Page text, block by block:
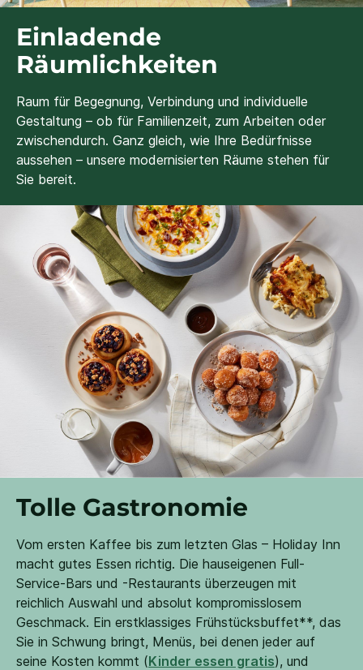
Einladende
Räumlichkeiten
Raum für Begegnung, Verbindung und individuelle
Gestaltung – ob für Familienzeit, zum Arbeiten oder
zwischendurch. Ganz gleich, wie Ihre Bedürfnisse
aussehen – unsere modernisierten Räume stehen für
Sie bereit.
Tolle Gastronomie
Vom ersten Kaffee bis zum letzten Glas – Holiday Inn
macht gutes Essen richtig. Die hauseigenen Full-
Service-Bars und -Restaurants überzeugen mit
reichlich Auswahl und absolut kompromisslosem
Geschmack. Ein erstklassiges Frühstücksbuffet**, das
Sie in Schwung bringt, Menüs, bei denen jeder auf
seine Kosten kommt (Kinder essen gratis), und